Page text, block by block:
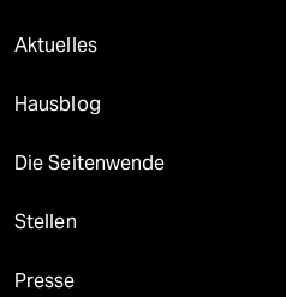
Aktuelles
Hausblog
Die Seitenwende
Stellen
Presse